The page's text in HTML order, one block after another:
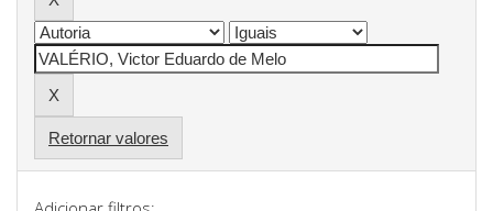
Retornar valores